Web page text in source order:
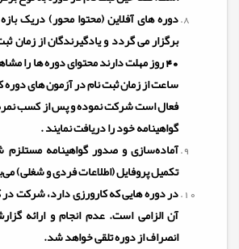
برگزار می گردد و یادگیرندگان از زمان
فعال است شرکت نموده و پس از کسب نمره
گواهینامه خود را دریافت نمایند .
آماده‌سازی و صدور گواهینامه
تکمیل پروفایل (اطلاعات فردی و شغلی)
در دوره هایی که کارورزی دارد، شرکت در
آن الزامی است. عدم انجام و ارائه
انصراف از دوره تلقی خواهد شد.